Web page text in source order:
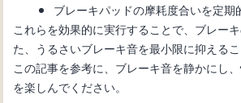
ブレーキパッドの摩耗度合いを定期
これらを効果的に実行することで、ブレー
た、うるさいブレーキ音を最小限に抑えるこ
この記事を参考に、ブレーキ音を静かにし
を楽しんでください。